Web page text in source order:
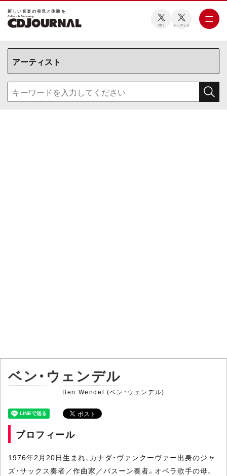
新しい⾳楽の発⾒と体験を
CDJ オーディオ
ベン・ウェンデル
Ben Wendel (ベン・ウェンデル)
プロフィール
1976年2月20日生まれ、カナダ・ヴァンクーヴァー出身のジャ
ズ・サックス奏者／作曲家／バスーン奏者。オペラ歌手の母、